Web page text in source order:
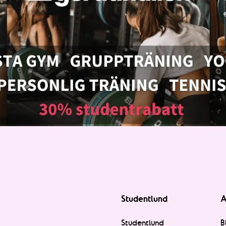
Studentlund
Studentlund